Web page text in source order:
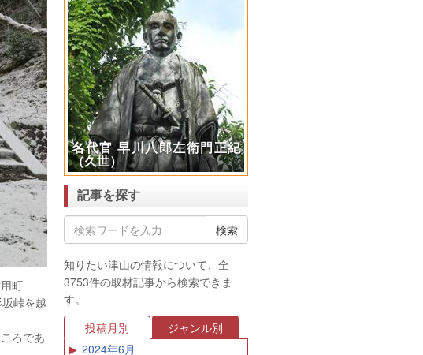
町
峠を越
ろであ
名代官 早川八郎左衛門正紀
（久世）
記事を探す
知りたい津山の情報について、全
3753件の取材記事から検索できま
す。
投稿月別
ジャンル別
2024年6月